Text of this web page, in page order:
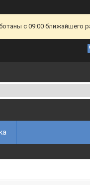
с 09:00 ближайшего